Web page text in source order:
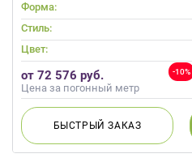
Форма:
Стиль:
Цвет:
-10%
от 72 576 руб.
Цена за погонный метр
БЫСТРЫЙЗАКАЗ